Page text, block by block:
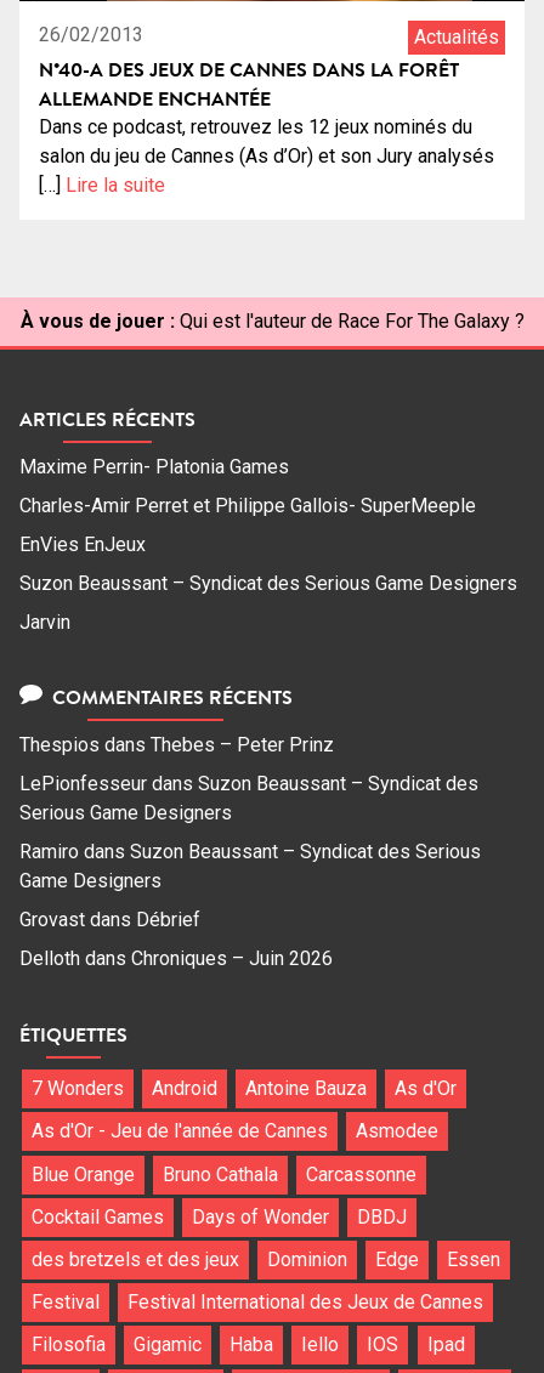
26/02/2013 Actualités
N°40-A DES JEUX DE CANNES DANS LA FORÊT
ALLEMANDE ENCHANTÉE
Dans ce podcast, retrouvez les 12 jeux nominés du
salon du jeu de Cannes (As d’Or) et son Jury analysés
[…] Lire la suite
À vous de jouer : Qui est l'auteur de Race For The Galaxy ?
ARTICLES RÉCENTS
Maxime Perrin- Platonia Games
Charles-Amir Perret et Philippe Gallois- SuperMeeple
EnVies EnJeux
Suzon Beaussant – Syndicat des Serious Game Designers
Jarvin
COMMENTAIRES RÉCENTS
Thespios dans Thebes – Peter Prinz
LePionfesseur dans Suzon Beaussant – Syndicat des
Serious Game Designers
Ramiro dans Suzon Beaussant – Syndicat des Serious
Game Designers
Grovast dans Débrief
Delloth dans Chroniques – Juin 2026
ÉTIQUETTES
7 Wonders Android Antoine Bauza
As d'Or
As d'Or - Jeu de l'année de Cannes
Asmodee
Blue Orange
Bruno Cathala
Carcassonne
Cocktail Games
Days of Wonder
DBDJ
des bretzels et des jeux
Dominion Edge
Essen
Festival
Festival International des Jeux de Cannes
Filosofia
Gigamic Haba Iello IOS Ipad